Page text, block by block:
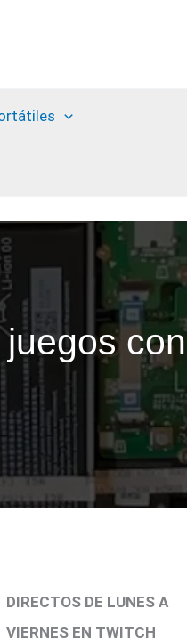
con
DIRECTOS DE LUNES A
VIERNES EN TWITCH